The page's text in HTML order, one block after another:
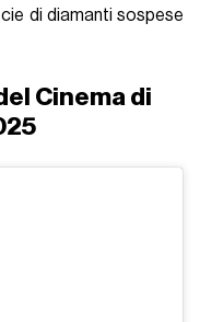
di diamanti sospese
Cinema di